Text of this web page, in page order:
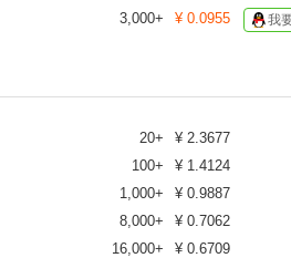
3,000+ ¥ 0.0955 我
20+ ¥ 2.3677
100+ ¥ 1.4124
1,000+ ¥ 0.9887
8,000+ ¥ 0.7062
16,000+ ¥ 0.6709